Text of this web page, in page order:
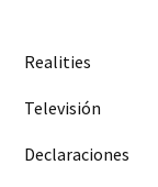
Realities
Televisión
Declaraciones